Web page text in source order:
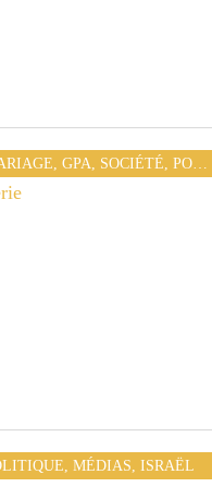
, GPA, SOCIÉTÉ, POLITIQUE
, MÉDIAS, ISRAËL